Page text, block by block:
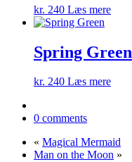
kr. 240 Læs mere
Spring Green
kr. 240 Læs mere
0 comments
« Magical Mermaid
Man on the Moon »